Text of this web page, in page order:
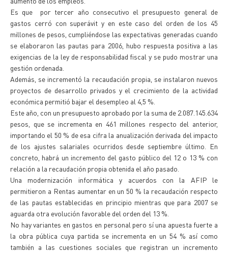
Es que por tercer año consecutivo el presupuesto general de
gastos cerró con superávit y en este caso del orden de los 45
millones de pesos, cumpliéndose las expectativas generadas cuando
se elaboraron las pautas para 2006, hubo respuesta positiva a las
exigencias de la ley de responsabilidad fiscal y se pudo mostrar una
gestión ordenada.
Además, se incrementó la recaudación propia, se instalaron nuevos
proyectos de desarrollo privados y el crecimiento de la actividad
económica permitió bajar el desempleo al 4,5 %.
Este año, con un presupuesto aprobado por la suma de 2.087.145.634
pesos, que se incrementa en 461 millones respecto del anterior,
importando el 50 % de esa cifra la anualización derivada del impacto
de los ajustes salariales ocurridos desde septiembre último. En
concreto, habrá un incremento del gasto público del 12 o 13 % con
relación a la recaudación propia obtenida el año pasado.
Una modernización informática y acuerdos con la AFIP le
permitieron a Rentas aumentar en un 50 % la recaudación respecto
de las pautas establecidas en principio mientras que para 2007 se
aguarda otra evolución favorable del orden del 13 %.
No hay variantes en gastos en personal pero sí una apuesta fuerte a
la obra pública cuya partida se incrementa en un 54 % así como
también a las cuestiones sociales que registran un incremento